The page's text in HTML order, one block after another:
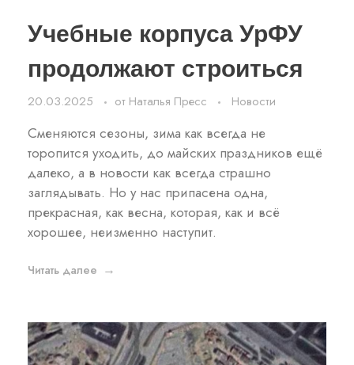
Учебные корпуса УрФУ
продолжают строиться
20.03.2025 от Наталья Пресс Новости
Сменяются сезоны, зима как всегда не
торопится уходить, до майских праздников ещё
далеко, а в новости как всегда страшно
заглядывать. Но у нас припасена одна,
прекрасная, как весна, которая, как и всё
хорошее, неизменно наступит.
Читать далее